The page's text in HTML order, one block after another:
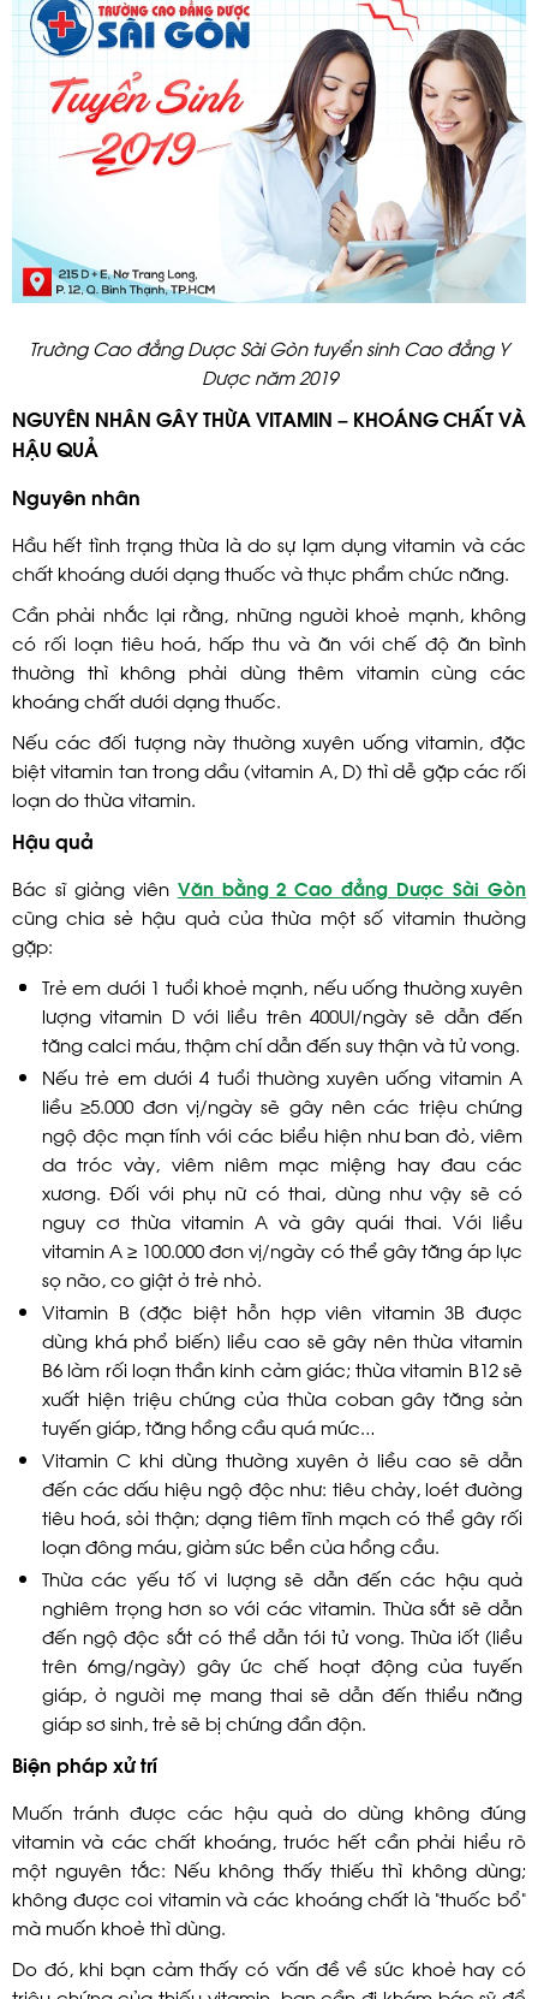
Trường Cao đẳng Dược Sài Gòn tuyển sinh Cao đẳng Y
Dược năm 2019
NGUYÊN NHÂN GÂY THỪA VITAMIN – KHOÁNG CHẤT VÀ
HẬU QUẢ
Nguyên nhân
Hầu hết tình trạng thừa là do sự lạm dụng vitamin và các
chất khoáng dưới dạng thuốc và thực phẩm chức năng.
Cần phải nhắc lại rằng, những người khoẻ mạnh, không
có rối loạn tiêu hoá, hấp thu và ăn với chế độ ăn bình
thường thì không phải dùng thêm vitamin cùng các
khoáng chất dưới dạng thuốc.
Nếu các đối tượng này thường xuyên uống vitamin, đặc
biệt vitamin tan trong dầu (vitamin A, D) thì dễ gặp các rối
loạn do thừa vitamin.
Hậu quả
Bác sĩ giảng viên Văn bằng 2 Cao đẳng Dược Sài Gòn
cũng chia sẻ hậu quả của thừa một số vitamin thường
gặp:
Trẻ em dưới 1 tuổi khoẻ mạnh, nếu uống thường xuyên
lượng vitamin D với liều trên 400UI/ngày sẽ dẫn đến
tăng calci máu, thậm chí dẫn đến suy thận và tử vong.
Nếu trẻ em dưới 4 tuổi thường xuyên uống vitamin A
liều ≥5.000 đơn vị/ngày sẽ gây nên các triệu chứng
ngộ độc mạn tính với các biểu hiện như ban đỏ, viêm
da tróc vảy, viêm niêm mạc miệng hay đau các
xương. Đối với phụ nữ có thai, dùng như vậy sẽ có
nguy cơ thừa vitamin A và gây quái thai. Với liều
vitamin A ≥ 100.000 đơn vị/ngày có thể gây tăng áp lực
sọ não, co giật ở trẻ nhỏ.
Vitamin B (đặc biệt hỗn hợp viên vitamin 3B được
dùng khá phổ biến) liều cao sẽ gây nên thừa vitamin
B6 làm rối loạn thần kinh cảm giác; thừa vitamin B12 sẽ
xuất hiện triệu chứng của thừa coban gây tăng sản
tuyến giáp, tăng hồng cầu quá mức…
Vitamin C khi dùng thường xuyên ở liều cao sẽ dẫn
đến các dấu hiệu ngộ độc như: tiêu chảy, loét đường
tiêu hoá, sỏi thận; dạng tiêm tĩnh mạch có thể gây rối
loạn đông máu, giảm sức bền của hồng cầu.
Thừa các yếu tố vi lượng sẽ dẫn đến các hậu quả
nghiêm trọng hơn so với các vitamin. Thừa sắt sẽ dẫn
đến ngộ độc sắt có thể dẫn tới tử vong. Thừa iốt (liều
trên 6mg/ngày) gây ức chế hoạt động của tuyến
giáp, ở người mẹ mang thai sẽ dẫn đến thiểu năng
giáp sơ sinh, trẻ sẽ bị chứng đần độn.
Biện pháp xử trí
Muốn tránh được các hậu quả do dùng không đúng
vitamin và các chất khoáng, trước hết cần phải hiểu rõ
một nguyên tắc: Nếu không thấy thiếu thì không dùng;
không được coi vitamin và các khoáng chất là “thuốc bổ”
mà muốn khoẻ thì dùng.
Do đó, khi bạn cảm thấy có vấn đề về sức khoẻ hay có